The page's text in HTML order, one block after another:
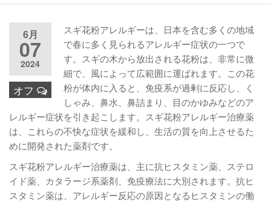
6月
07
2024
オフ
スギ花粉アレルギーは、日本を含む多くの地域
で春に多く見られるアレルギー症状の一つで
す。スギの木から放出される花粉は、非常に微
細で、風によって広範囲に運ばれます。この花
粉が体内に入ると、免疫系が過剰に反応し、く
しゃみ、鼻水、鼻詰まり、目のかゆみなどのア
レルギー症状を引き起こします。スギ花粉アレルギー治療薬
は、これらの不快な症状を緩和し、生活の質を向上させるた
めに開発された薬剤です。
スギ花粉アレルギー治療薬は、主に抗ヒスタミン薬、ステロ
イド薬、カタラージ系薬剤、免疫療法に大別されます。抗ヒ
スタミン薬は、アレルギー反応の原因となるヒスタミンの働